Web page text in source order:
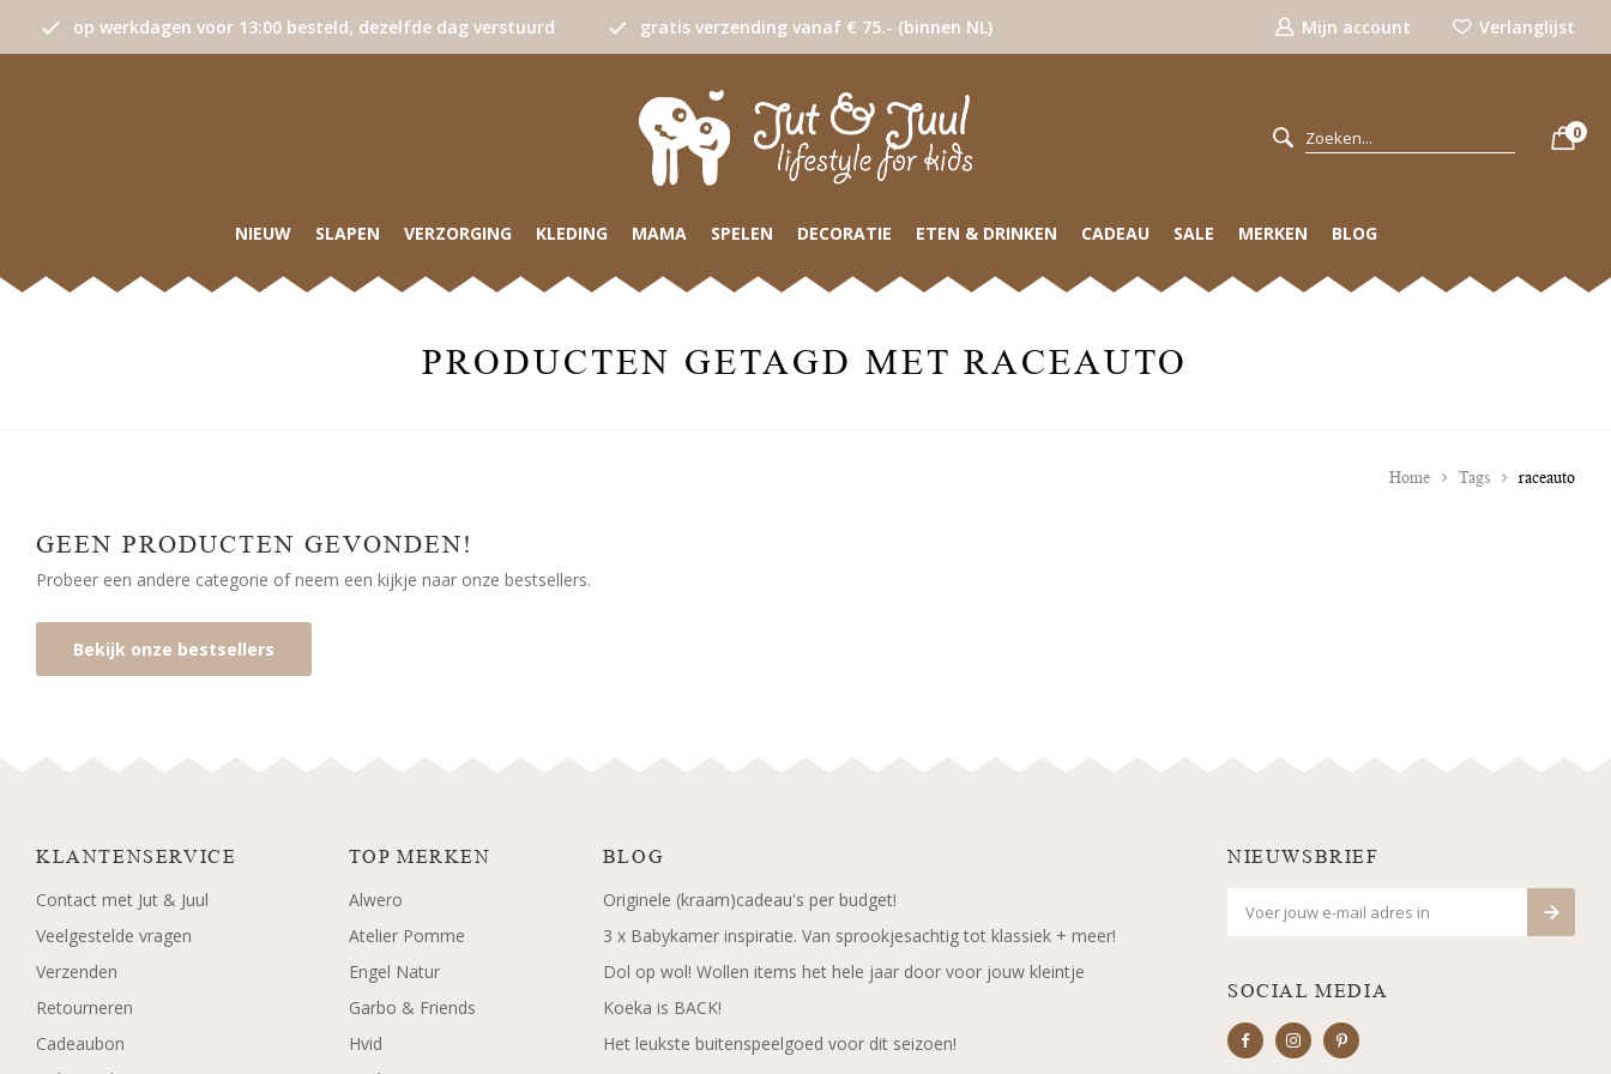
op werkdagen voor 13:00 besteld, dezelfde dag verstuurd gratis verzending vanaf € 75.- (binnen NL) Mijn account Verlanglijst
0
NIEUW SLAPEN VERZORGING KLEDING MAMA SPELEN DECORATIE ETEN & DRINKEN CADEAU SALE MERKEN BLOG
PRODUCTEN GETAGD MET RACEAUTO
Home Tags raceauto
GEEN PRODUCTEN GEVONDEN!
Probeer een andere categorie of neem een kijkje naar onze bestsellers.
Bekijk onze bestsellers
KLANTENSERVICE
Contact met Jut & Juul
Veelgestelde vragen
Verzenden
Retourneren
Cadeaubon
TOP MERKEN
Alwero
Atelier Pomme
Engel Natur
Garbo & Friends
Hvid
BLOG
Originele (kraam)cadeau's per budget!
3 x Babykamer inspiratie. Van sprookjesachtig tot klassiek + meer!
Dol op wol! Wollen items het hele jaar door voor jouw kleintje
Koeka is BACK!
Het leukste buitenspeelgoed voor dit seizoen!
NIEUWSBRIEF
SOCIAL MEDIA